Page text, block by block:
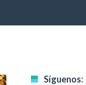
Síguenos: